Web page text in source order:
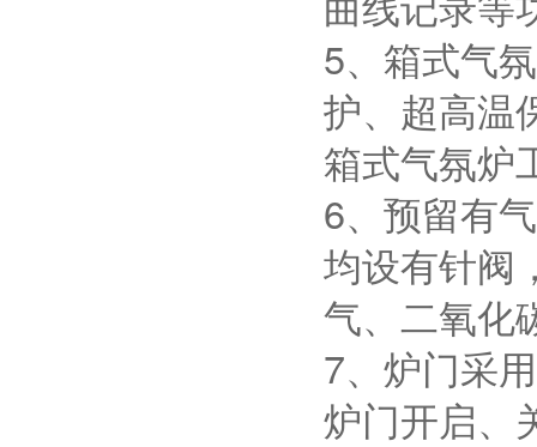
5、箱式气
护、超高温
箱式气氛炉
6、预留有
均设有针阀
气、二氧
7、炉门采
炉门开启、